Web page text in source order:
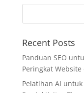
Recent Posts
Panduan SEO
Peringkat Website
Pelatihan AI